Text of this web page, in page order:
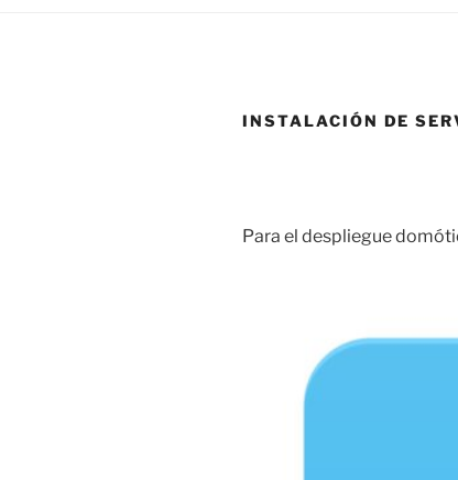
INSTALACIÓN DE
Para el despliegue